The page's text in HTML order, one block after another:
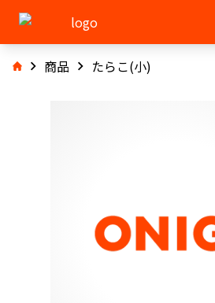
商品 たらこ(小)